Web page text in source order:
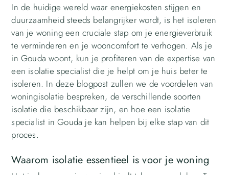
In de huidige wereld waar energiekosten stijgen en
duurzaamheid steeds belangrijker wordt, is het isoleren
van je woning een cruciale stap om je energieverbruik
te verminderen en je wooncomfort te verhogen. Als je
in Gouda woont, kun je profiteren van de expertise van
een isolatie specialist die je helpt om je huis beter te
isoleren. In deze blogpost zullen we de voordelen van
woningisolatie bespreken, de verschillende soorten
isolatie die beschikbaar zijn, en hoe een isolatie
specialist in Gouda je kan helpen bij elke stap van dit
proces.
Waarom isolatie essentieel is voor je woning